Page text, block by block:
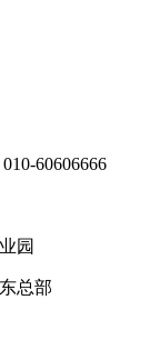
60606666
园
总部